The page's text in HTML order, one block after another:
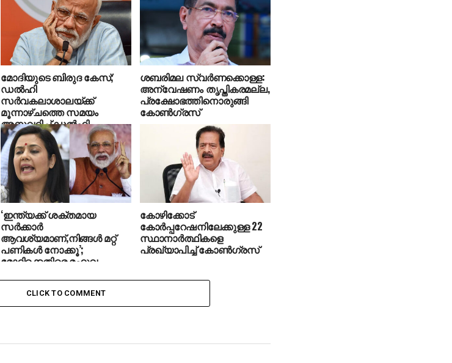
മോദിയുടെ ബിരുദ കേസ്;
ഡല്‍ഹി
സര്‍വകലാശാലയ്ക്ക്
മൂന്നാഴ്ചത്തെ സമയം
അനുവദിച്ച് ഡല്‍ഹി
ഹൈക്കോടതി
ശബരിമല സ്വര്‍ണക്കൊള്ള:
അന്വേഷണം തൃപ്തികരമല്ല,
പ്രക്ഷോഭത്തിനൊരുങ്ങി
കോണ്‍ഗ്രസ്
‘ഇന്ത്യക്ക് ശക്തമായ
സർക്കാർ
ആവശ്യമാണ്,നിങ്ങൾ മറ്റ്
പണികൾ നോക്കൂ’;
മോദിക്കെതിരെ മഹുവ
കോഴിക്കോട്
കോര്‍പ്പറേഷനിലേക്കുള്ള 22
സ്ഥാനാര്‍ത്ഥികളെ
പ്രഖ്യാപിച്ച് കോണ്‍ഗ്രസ്
CLICK TO COMMENT